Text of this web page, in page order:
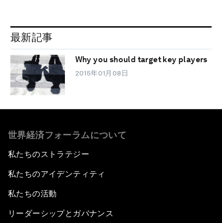
最新記事
Why you should target key players
2015年01月08日
世界経済フォーラムについて
私たちのストラテジー
私たちのアイデンティティ
私たちの活動
リーダーシップとガバナンス